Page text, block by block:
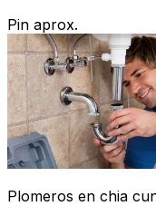
Pin aprox.
Plomeros en chia